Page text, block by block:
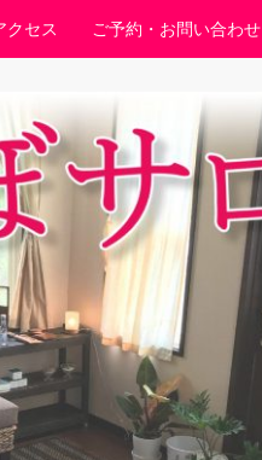
クセス ご予約・お問い合わせ